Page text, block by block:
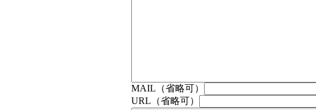
MAIL（省略可）
URL（省略可）